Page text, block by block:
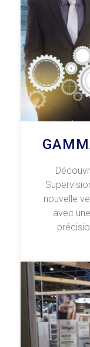
nouvelle
avec